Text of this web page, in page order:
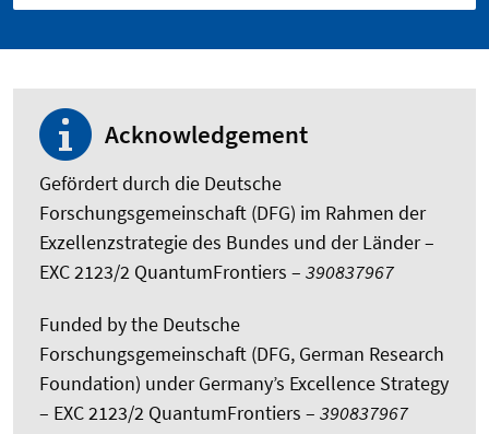
Acknowledgement
Gefördert durch die Deutsche
Forschungsgemeinschaft (DFG) im Rahmen der
Exzellenzstrategie des Bundes und der Länder –
EXC 2123/2 QuantumFrontiers – 390837967
Funded by the Deutsche
Forschungsgemeinschaft (DFG, German Research
Foundation) under Germany’s Excellence Strategy
– EXC 2123/2 QuantumFrontiers – 390837967